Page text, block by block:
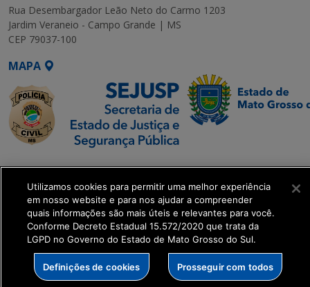
Rua Desembargador Leão Neto do Carmo 1203
Jardim Veraneio - Campo Grande | MS
CEP 79037-100
MAPA
SETDIG | Secretaria-
Executiva de
Transformação Digital
get_footer();
Utilizamos cookies para permitir uma melhor experiência
em nosso website e para nos ajudar a compreender
quais informações são mais úteis e relevantes para você.
Conforme Decreto Estadual 15.572/2020 que trata da
LGPD no Governo do Estado de Mato Grosso do Sul.
Definições de cookies Prosseguir com todos